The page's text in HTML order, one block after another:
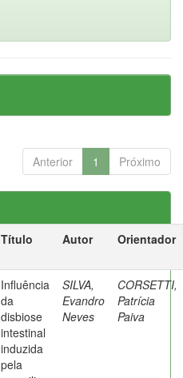
Anterior 1 Próximo
Título Autor Orientador
Influência
da
disbiose
intestinal
induzida
pela
SILVA,
Evandro
Neves
CORSETTI,
Patrícia
Paiva